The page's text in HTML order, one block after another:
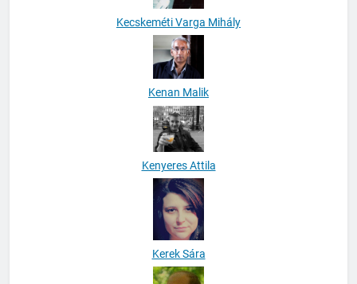
Kecskeméti Varga Mihály
Kenan Malik
Kenyeres Attila
Kerek Sára